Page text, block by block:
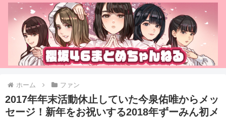
ホーム ファン
2017年年末活動休止していた今泉佑唯からメッ
セージ！新年をお祝いする2018年ずーみん初メ